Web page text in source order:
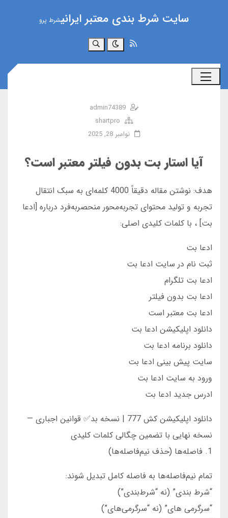
سایت شرط بندی معتبر ایرانیشرط پرو
جستجو
admin74389
shartpro
نوامبر 28, 2025
آیا استار بت بدون فیلتر معتبر است؟
هدف: نوشتن مقاله دقیقاً 4000 کلمه‌ای به سبک انتقال
تجربه و تولید محتوای تجربه‌محور منحصربه‌فرد درباره [ادعا
بت] ، با کلمات کلیدی اصلی:
ادعا بت
ثبت نام در سایت ادعا بت
ادعا بت تلگرام
ادعا بت بدون فیلتر
ادعا بت معتبر است
دانلود اپلیکیشن ادعا بت
دانلود برنامه ادعا بت
سایت پیش بینی ادعا بت
ورود به سایت ادعا بت
ادرس جدید ادعا بت
دانلود اپلیکیشن کش 777 | نسخه بد✅ قوانین اجباری —
نسخه نهایی با تضمین چگالی کلمات کلیدی
1. فاصله‌ها (حذف نیم‌فاصله‌ها)
تمام نیم‌فاصله‌ها به فاصله کامل تبدیل شوند:
“شرط بندی” (نه “شرط‌بندی”)
“سرگرمی ‌های” (نه “سرگرمی‌های”)